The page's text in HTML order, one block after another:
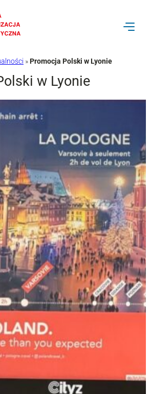
»Promocja Polski w Lyonie
w Lyonie